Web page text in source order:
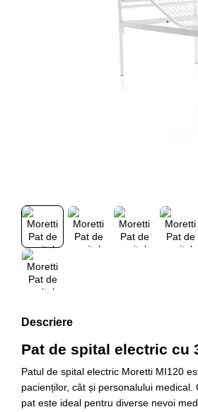
Descriere
Pat de spital electric cu
Patul de spital electric Moretti MI120
pacienților, cât și personalului
pat este ideal pentru diverse nevoi